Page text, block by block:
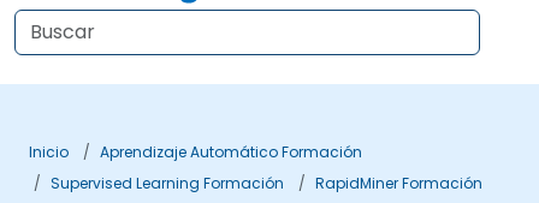
Inicio
Aprendizaje Automático Formación
Supervised Learning Formación
RapidMiner Formación